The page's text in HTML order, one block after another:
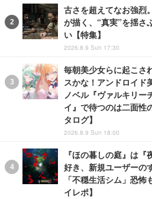
古さを超えてなお強烈
が描く、“真実”を揺さ
い【特集】
2026.8.9 Sun 17:30
毎朝美少女らに起こさ
スかな！アンドロイド
ノベル『ヴァルキリー
イ』で待つのは二面性
タログ】
2026.8.9 Sun 18:00
『ほの暮しの庭』は
好き、新規ユーザーの
「不穏生活シム」恐
イレポ】